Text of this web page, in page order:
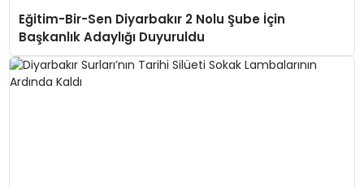
Eğitim-Bir-Sen Diyarbakır 2 Nolu Şube İçin
Başkanlık Adaylığı Duyuruldu